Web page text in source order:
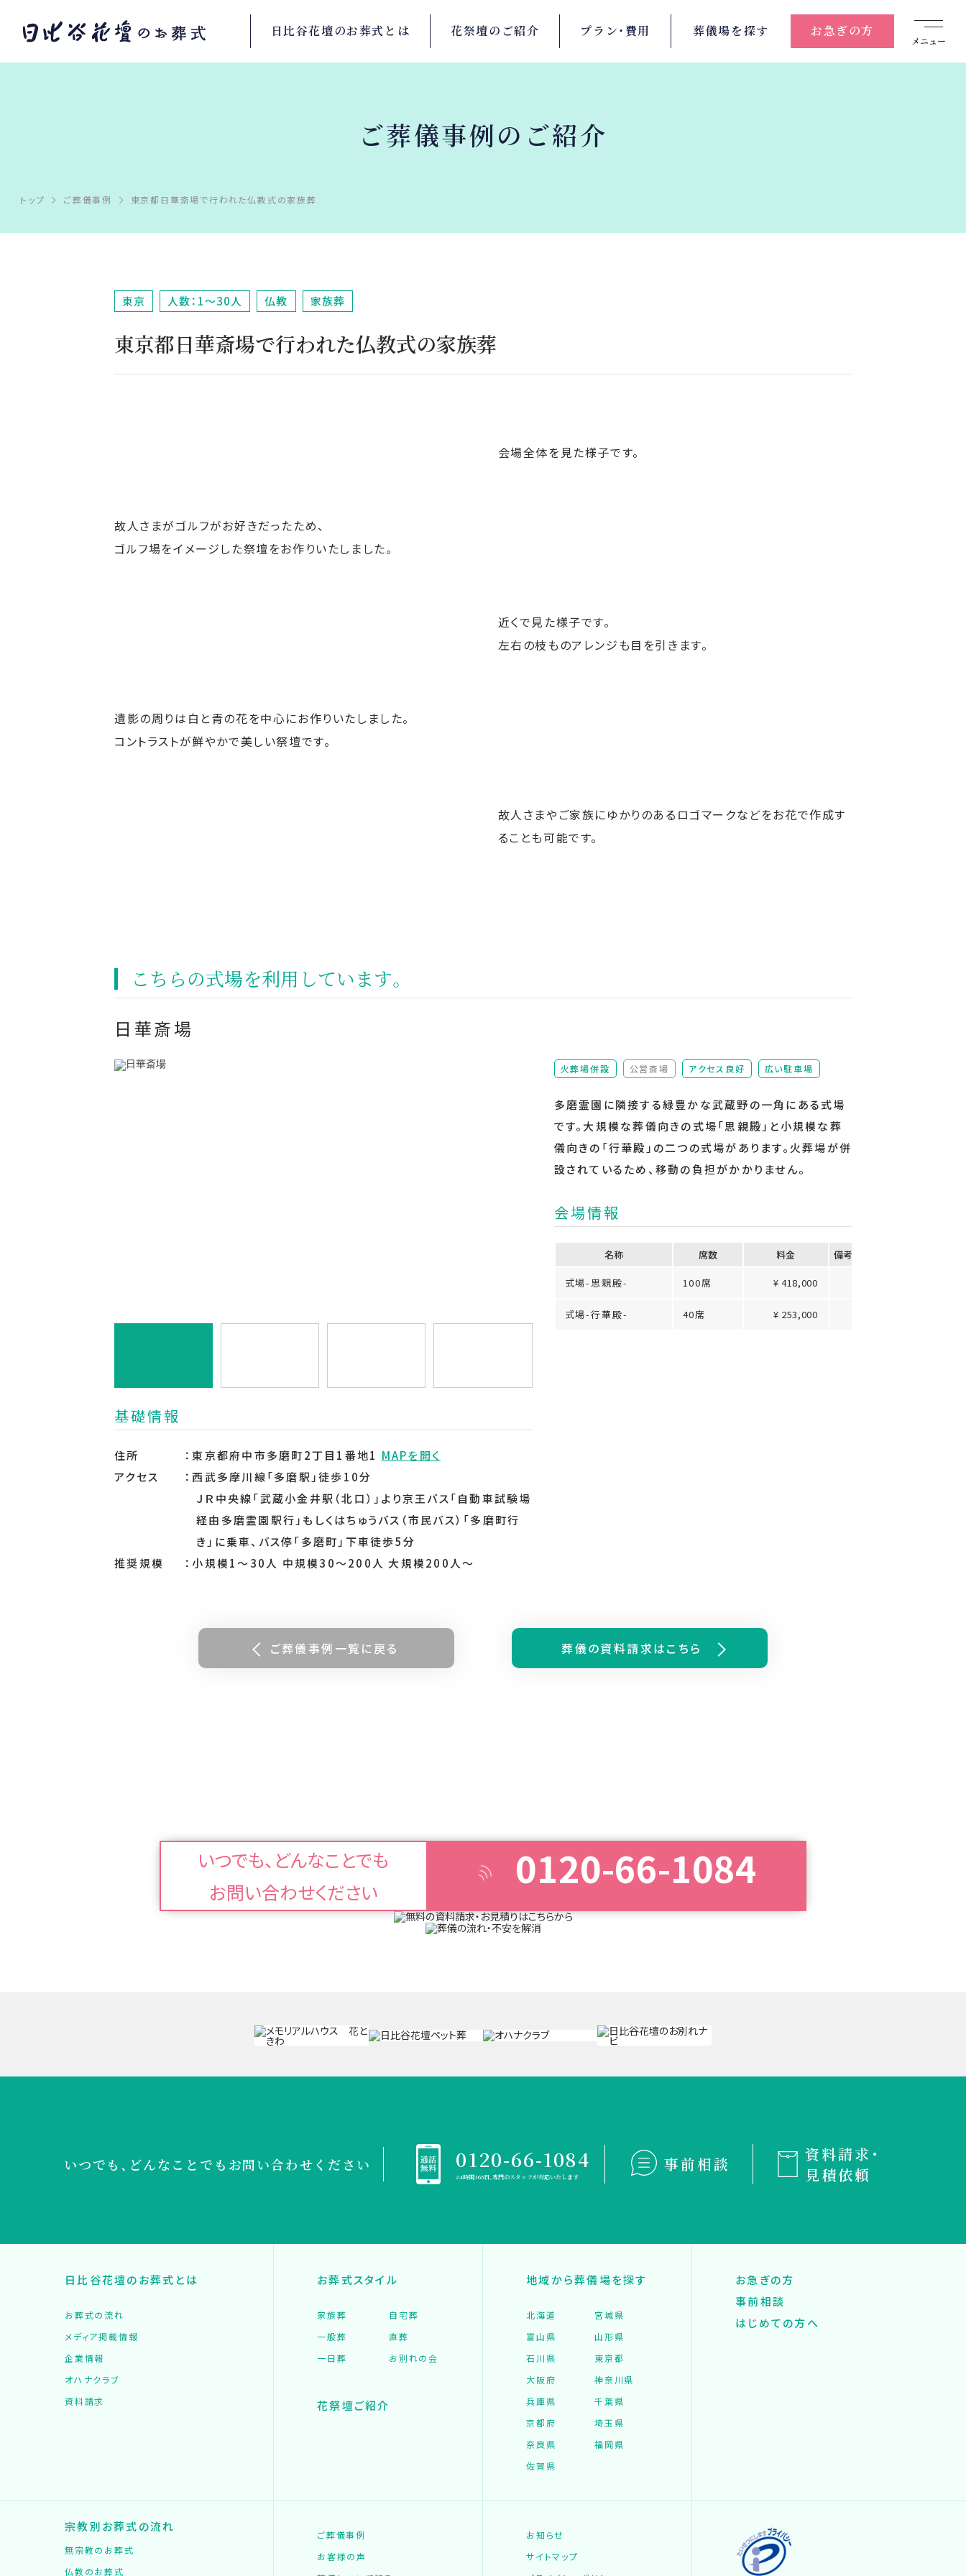
メニュー
日比谷花壇のお葬式とは 花祭壇の ご紹介 プラン・ 費用 葬儀場を探す お急ぎの方
ご葬儀事例のご紹介
トップ ご葬儀事例 東京都日華斎場で行われた仏教式の家族葬
東京 人数：1～30人 仏教 家族葬
東京都日華斎場で行われた仏教式の家族葬
会場全体を見た様子です。
故人さまがゴルフがお好きだったため、
ゴルフ場をイメージした祭壇をお作りいたしました。
近くで見た様子です。
左右の枝ものアレンジも目を引きます。
遺影の周りは白と青の花を中心にお作りいたしました。
コントラストが鮮やかで美しい祭壇です。
故人さまやご家族にゆかりのあるロゴマークなどをお花で作成す
ることも可能です。
こちらの式場を利⽤しています。
日華斎場
基礎情報
住所 東京都府中市多磨町2丁目1番地1 MAPを開く
アクセス
西武多摩川線「多磨駅」徒歩10分
ＪＲ中央線「武蔵小金井駅（北口）」より京王バス「自動車試験場
経由多磨霊園駅行」もしくはちゅうバス（市民バス）「多磨町行
き」に乗車、バス停「多磨町」下車徒歩5分
推奨規模
小規模1～30人 中規模30～200人 大規模200人～
火葬場併設 公営斎場
（非該当）
アクセス良好 広い駐車場
多磨霊園に隣接する緑豊かな武蔵野の一角にある式場
です。大規模な葬儀向きの式場「思親殿」と小規模な葬
儀向きの「行華殿」の二つの式場があります。火葬場が併
設されているため、移動の負担がかかりません。
会場情報
名称 席数 料⾦ 備考
式場-思親殿- 100席 ¥ 418,000
式場-行華殿- 40席 ¥ 253,000
ご葬儀事例⼀覧に戻る 葬儀の資料請求はこちら
いつでも、どんなことでも
お問い合わせください
0120-66-1084
いつでも、どんなことでも お問い合わせください 0120-66-1084
24時間365日、専門のスタッフが対応いたします
事前相談
資料請求・
見積依頼
日比谷花壇のお葬式とは
お葬式の流れ
メディア掲載情報
企業情報
オハナクラブ
資料請求
お葬式スタイル
家族葬
自宅葬
一般葬
直葬
一日葬
お別れの会
花祭壇ご紹介
地域から葬儀場を探す
北海道
宮城県
富山県
山形県
石川県
東京都
大阪府
神奈川県
兵庫県
千葉県
京都府
埼玉県
奈良県
福岡県
佐賀県
お急ぎの方
事前相談
はじめての方へ
宗教別お葬式の流れ
無宗教のお葬式
仏教のお葬式
ご葬儀事例
お客様の声
お知らせ
サイトマップ